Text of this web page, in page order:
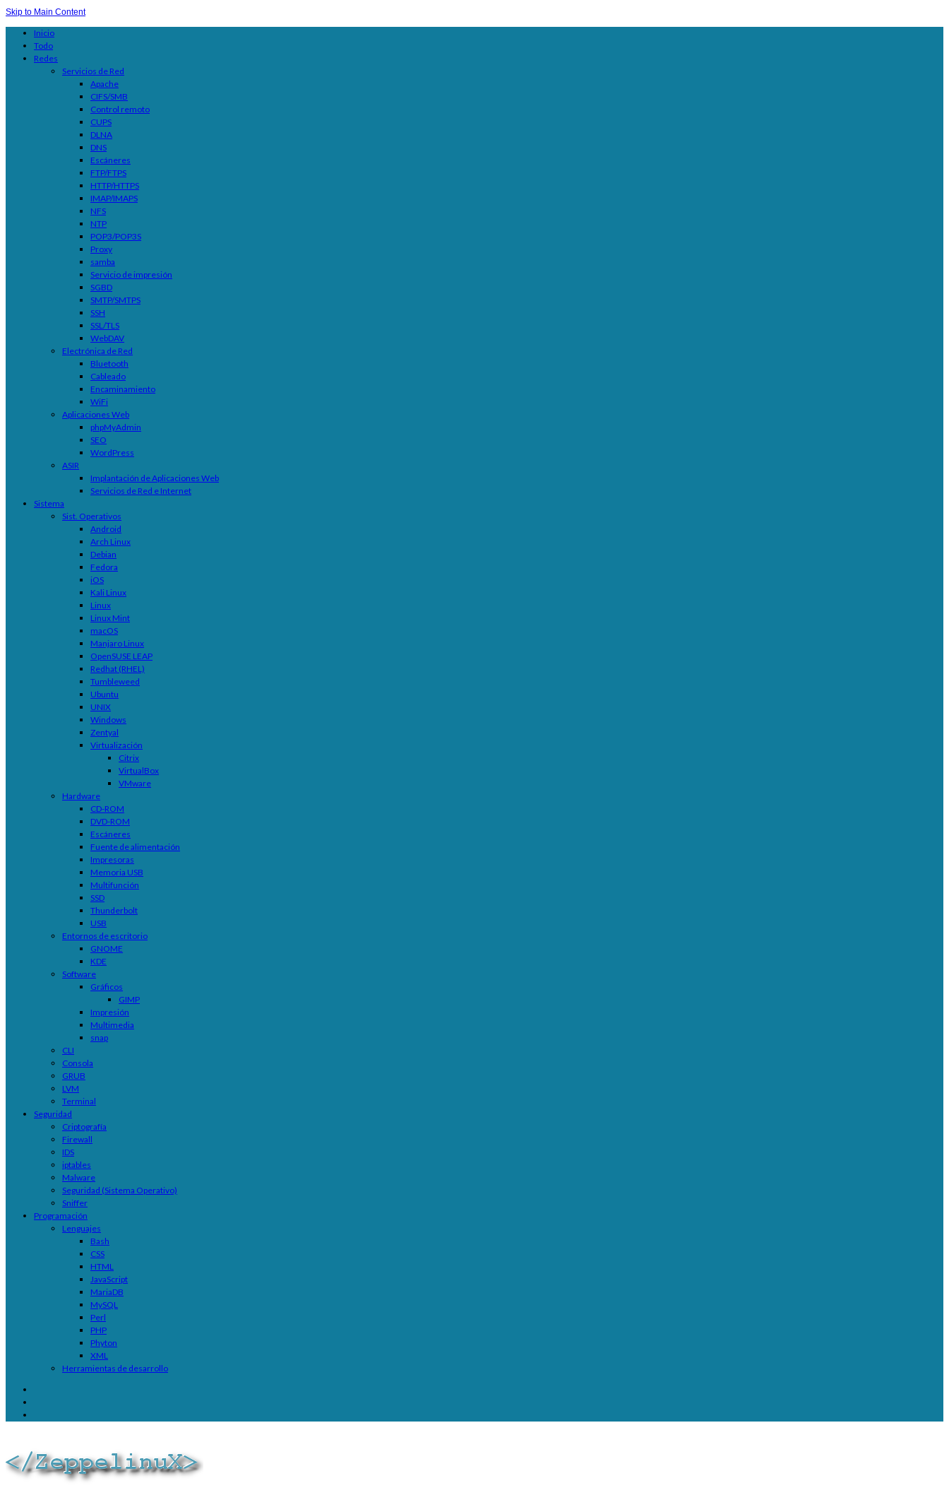
Skip to Main Content
Inicio
Todo
Redes
Servicios de Red
Apache
CIFS/SMB
Control remoto
CUPS
DLNA
DNS
Escáneres
FTP/FTPS
HTTP/HTTPS
IMAP/IMAPS
NFS
NTP
POP3/POP3S
Proxy
samba
Servicio de impresión
SGBD
SMTP/SMTPS
SSH
SSL/TLS
WebDAV
Electrónica de Red
Bluetooth
Cableado
Encaminamiento
WiFi
Aplicaciones Web
phpMyAdmin
SEO
WordPress
ASIR
Implantación de Aplicaciones Web
Servicios de Red e Internet
Sistema
Sist. Operativos
Android
Arch Linux
Debian
Fedora
iOS
Kali Linux
Linux
Linux Mint
macOS
Manjaro Linux
OpenSUSE LEAP
Redhat (RHEL)
Tumbleweed
Ubuntu
UNIX
Windows
Zentyal
Virtualización
Citrix
VirtualBox
VMware
Hardware
CD-ROM
DVD-ROM
Escáneres
Fuente de alimentación
Impresoras
Memoria USB
Multifunción
SSD
Thunderbolt
USB
Entornos de escritorio
GNOME
KDE
Software
Gráficos
GIMP
Impresión
Multimedia
snap
CLI
Consola
GRUB
LVM
Terminal
Seguridad
Criptografía
Firewall
IDS
iptables
Malware
Seguridad (Sistema Operativo)
Sniffer
Programación
Lenguajes
Bash
CSS
HTML
JavaScript
MariaDB
MySQL
Perl
PHP
Phyton
XML
Herramientas de desarrollo